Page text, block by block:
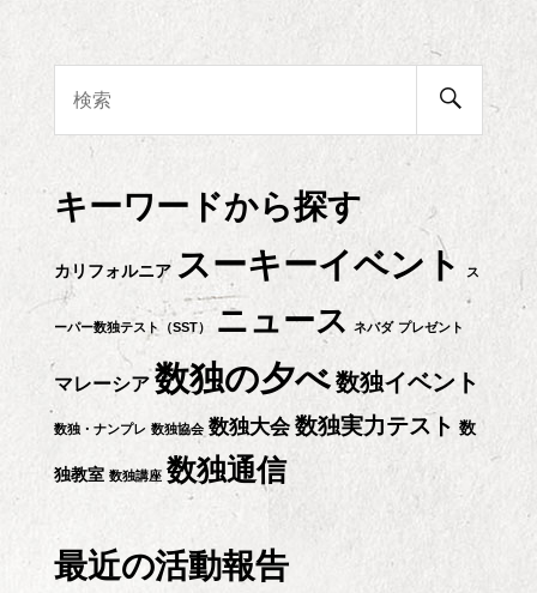
ゲ
ー
シ
ョ
ン
検
検
索
開
キーワードから探す
カリフォルニア スーキーイベント ス
ーパー数独テスト（SST） ニュース ネバダ プレゼント
マレーシア 数独の夕べ数独イベント
数独・ナンプレ 数独協会 数独大会 数独実力テスト 数
独教室 数独講座 数独通信
最近の活動報告